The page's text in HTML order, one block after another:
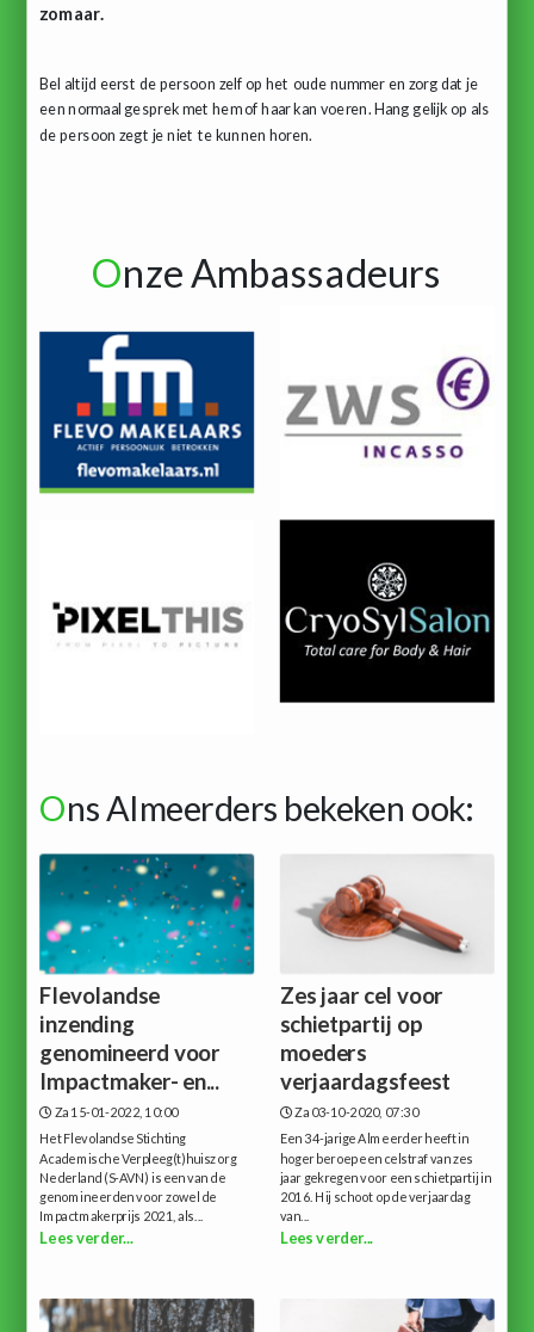
zomaar.
Bel altijd eerst de persoon zelf op het oude nummer en zorg dat je
een normaal gesprek met hem of haar kan voeren. Hang gelijk op als
de persoon zegt je niet te kunnen horen.
Onze Ambassadeurs
Ons Almeerders bekeken ook:
Flevolandse
inzending
genomineerd voor
Impactmaker- en...
Za 15-01-2022, 10:00
Het Flevolandse Stichting
Academische Verpleeg(t)huiszorg
Nederland (S-AVN) is een van de
genomineerden voor zowel de
Impactmakerprijs 2021, als...
Lees verder...
Zes jaar cel voor
schietpartij op
moeders
verjaardagsfeest
Za 03-10-2020, 07:30
Een 34-jarige Almeerder heeft in
hoger beroep een celstraf van zes
jaar gekregen voor een schietpartij in
2016. Hij schoot op de verjaardag
van...
Lees verder...